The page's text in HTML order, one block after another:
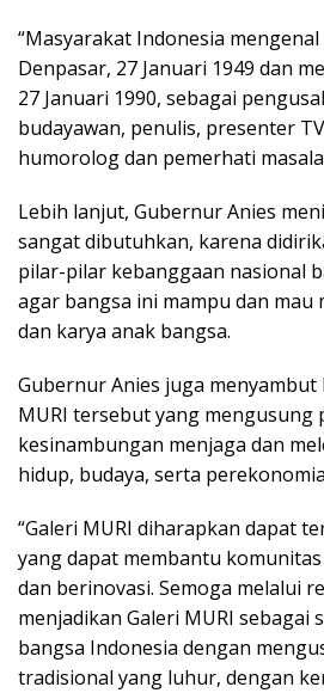
“Masyarakat Indonesia
Denpasar, 27 Januari 1949 dan
27 Januari 1990, sebagai
budayawan, penulis, presenter
humorolog dan pemerhati
Lebih lanjut, Gubernur Anies
sangat dibutuhkan, karena
pilar-pilar kebanggaan nasional
agar bangsa ini mampu dan mau
dan karya anak bangsa.
Gubernur Anies juga menyambut
MURI tersebut yang mengusung
kesinambungan menjaga dan
hidup, budaya, serta
“Galeri MURI diharapkan dapat
yang dapat membantu
dan berinovasi. Semoga melalui
menjadikan Galeri MURI sebagai
bangsa Indonesia dengan
tradisional yang luhur, dengan